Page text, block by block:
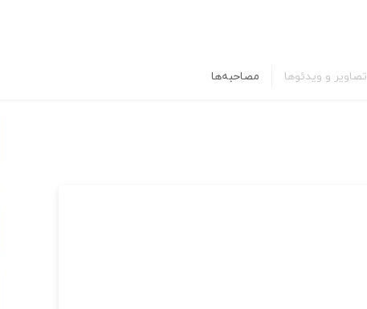
تصاویر و ویدئوها مصاحبه‌ها